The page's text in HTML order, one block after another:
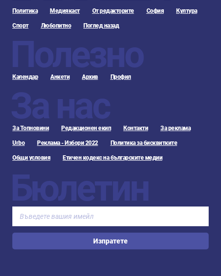
Политика Медиякаст От редакторите София Култура
Спорт Любопитно Поглед назад
Полезно
Календар Анкети Архив Профил
За нас
За Топновини Редакционен екип Контакти За реклама
Urbo Реклама - Избори 2022 Политика за бисквитките
Общи условия Етичен кодекс на българските медии
Бюлетин
Изпратете